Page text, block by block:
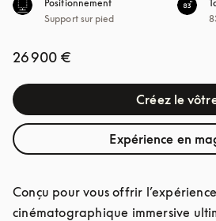
Positionnement
Support sur pied
26 900 €
Créez le
Expérience en
Conçu pour vous offrir
cinématographique immersive